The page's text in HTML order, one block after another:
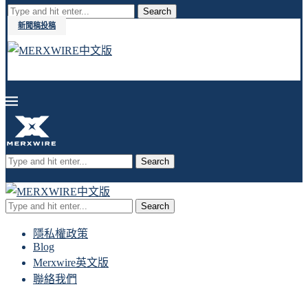
Search
新聞稿投稿
Search
Search
隱私權政策
Blog
Merxwire英文版
聯絡我們